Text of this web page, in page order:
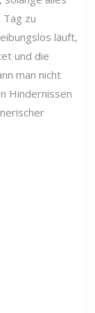
zu
läuft,
und die
man nicht
Hindernissen